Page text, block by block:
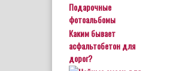
Подарочные
фотоальбомы
Каким бывает
асфальтобетон для
дорог?